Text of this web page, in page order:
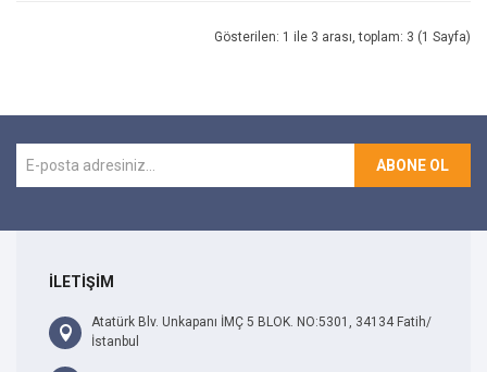
Gösterilen: 1 ile 3 arası, toplam: 3 (1 Sayfa)
ABONE OL
İLETİŞİM
Atatürk Blv. Unkapanı İMÇ 5 BLOK. NO:5301, 34134 Fatih/
İstanbul